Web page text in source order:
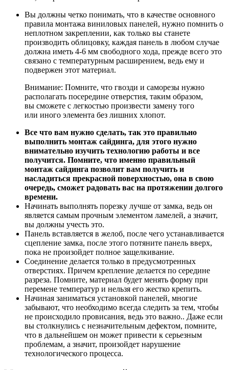
Вы должны четко понимать, что в качестве основного
правила монтажа виниловых панелей, нужно помнить о
неплотном закреплении, как только вы станете
производить облицовку, каждая панель в любом случае
должна иметь 4-6 мм свободного хода, прежде всего это
связано с температурным расширением, ведь ему и
подвержен этот материал.
Внимание: Помните, что гвозди и саморезы нужно
располагать посередине отверстия, таким образом,
вы сможете с легкостью произвести замену того
или иного элемента без лишних хлопот.
Все что вам нужно сделать, так это правильно
выполнить монтаж сайдинга, для этого нужно
внимательно изучить технологию работы и все
получится. Помните, что именно правильный
монтаж сайдинга позволит вам получить и
насладиться прекрасной поверхностью, она в свою
очередь, сможет радовать вас на протяжении долгого
времени.
Начинать выполнять порезку лучше от замка, ведь он
является самым прочным элементом ламелей, а значит,
вы должны учесть это.
Панель вставляется в желоб, после чего устанавливается
сцепление замка, после этого потяните панель вверх,
пока не произойдет полное защелкивание.
Соединение делается только в предусмотренных
отверстиях. Причем крепление делается по середине
разреза. Помните, материал будет менять форму при
перемене температур и нельзя его жестко крепить.
Начиная заниматься установкой панелей, многие
забывают, что необходимо всегда следить за тем, чтобы
не происходило провисания, ведь это важно.. Даже если
вы столкнулись с незначительным дефектом, помните,
что в дальнейшем он может привести к серьезным
проблемам, а значит, произойдет нарушение
технологического процесса.